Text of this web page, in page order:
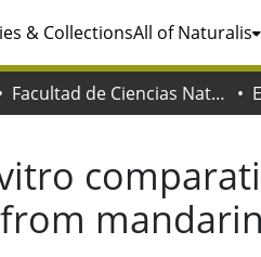
& CollectionsAll of Naturalis
Facultad de Ciencias Naturales y Museo